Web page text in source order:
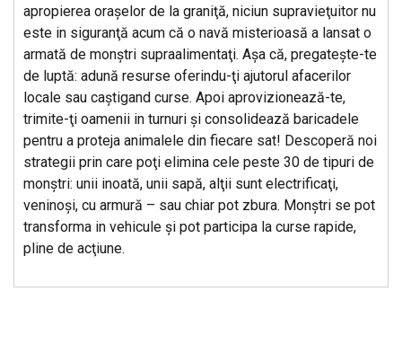
apropierea oraşelor de la graniţă, niciun supravieţuitor nu
este in siguranţă acum că o navă misterioasă a lansat o
armată de monştri supraalimentaţi. Aşa că, pregateşte-te
de luptă: adună resurse oferindu-ţi ajutorul afacerilor
locale sau caştigand curse. Apoi aprovizionează-te,
trimite-ţi oamenii in turnuri şi consolidează baricadele
pentru a proteja animalele din fiecare sat! Descoperă noi
strategii prin care poţi elimina cele peste 30 de tipuri de
monştri: unii inoată, unii sapă, alţii sunt electrificaţi,
veninoşi, cu armură – sau chiar pot zbura. Monştri se pot
transforma in vehicule şi pot participa la curse rapide,
pline de acţiune.